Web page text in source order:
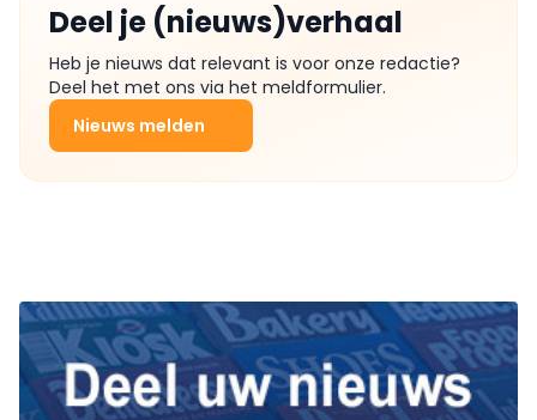
Deel je (nieuws)verhaal
Heb je nieuws dat relevant is voor onze redactie?
Deel het met ons via het meldformulier.
Nieuws melden